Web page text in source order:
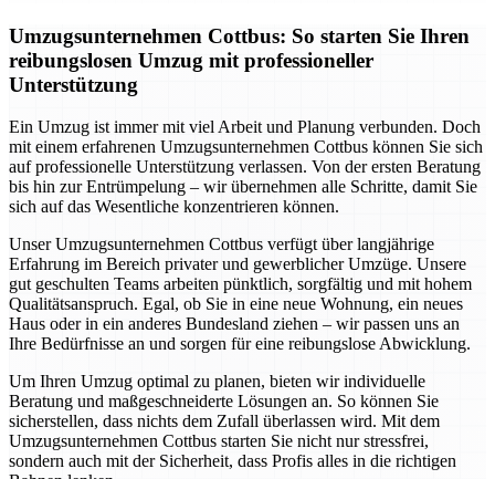
Umzugsunternehmen Cottbus: So starten Sie Ihren
reibungslosen Umzug mit professioneller
Unterstützung
Ein Umzug ist immer mit viel Arbeit und Planung verbunden. Doch
mit einem erfahrenen Umzugsunternehmen Cottbus können Sie sich
auf professionelle Unterstützung verlassen. Von der ersten Beratung
bis hin zur Entrümpelung – wir übernehmen alle Schritte, damit Sie
sich auf das Wesentliche konzentrieren können.
Unser Umzugsunternehmen Cottbus verfügt über langjährige
Erfahrung im Bereich privater und gewerblicher Umzüge. Unsere
gut geschulten Teams arbeiten pünktlich, sorgfältig und mit hohem
Qualitätsanspruch. Egal, ob Sie in eine neue Wohnung, ein neues
Haus oder in ein anderes Bundesland ziehen – wir passen uns an
Ihre Bedürfnisse an und sorgen für eine reibungslose Abwicklung.
Um Ihren Umzug optimal zu planen, bieten wir individuelle
Beratung und maßgeschneiderte Lösungen an. So können Sie
sicherstellen, dass nichts dem Zufall überlassen wird. Mit dem
Umzugsunternehmen Cottbus starten Sie nicht nur stressfrei,
sondern auch mit der Sicherheit, dass Profis alles in die richtigen